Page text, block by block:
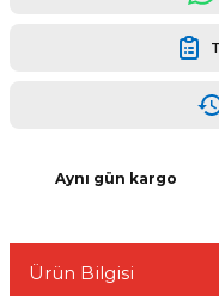
Aynı gün kargo
Ürün Bilgisi